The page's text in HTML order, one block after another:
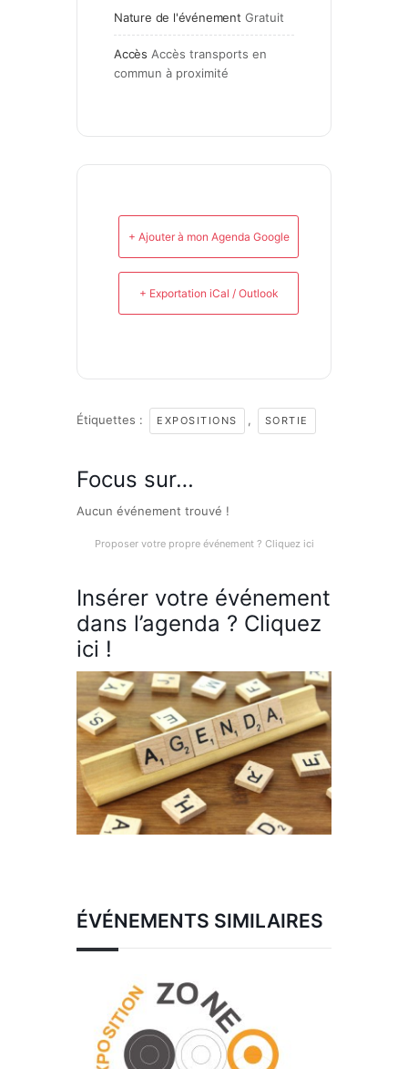
Nature de l'événement Gratuit
Accès Accès transports en
commun à proximité
+ Ajouter à mon Agenda Google
+ Exportation iCal / Outlook
Étiquettes : EXPOSITIONS , SORTIE
Focus sur…
Aucun événement trouvé !
Proposer votre propre événement ? Cliquez ici
Insérer votre événement
dans l’agenda ? Cliquez
ici !
ÉVÉNEMENTS SIMILAIRES